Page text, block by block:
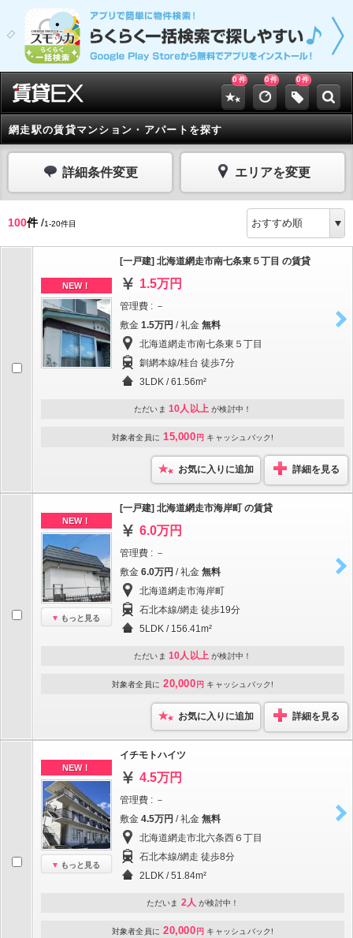
0 件 0件 0件
網走駅の賃貸マンション・アパートを探す
詳細条件変更 エリアを変更
100件/1-20件目
NEW！
[一戸建] 北海道網走市南七条東５丁目 の賃貸
1.5万円
管理費 : －
敷金 1.5万円 / 礼金 無料
北海道網走市南七条東５丁目
釧網本線/桂台 徒歩7分
3LDK / 61.56m²
ただいま 10人以上 が検討中！
対象者全員に 15,000 円 キャッシュバック!
お気に入りに追加 詳細を見る
NEW！
もっと見る
[一戸建] 北海道網走市海岸町 の賃貸
6.0万円
管理費 : －
敷金 6.0万円 / 礼金 無料
北海道網走市海岸町
石北本線/網走 徒歩19分
5LDK / 156.41m²
ただいま 10人以上 が検討中！
対象者全員に 20,000 円 キャッシュバック!
お気に入りに追加 詳細を見る
NEW！
もっと見る
イチモトハイツ
4.5万円
管理費 : －
敷金 4.5万円 / 礼金 無料
北海道網走市北六条西６丁目
石北本線/網走 徒歩8分
2LDK / 51.84m²
ただいま 2人 が検討中！
対象者全員に 20,000 円 キャッシュバック!